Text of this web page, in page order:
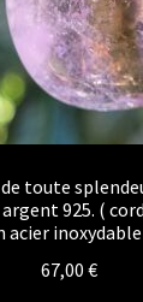
toute
925. (
acier
67,00 €